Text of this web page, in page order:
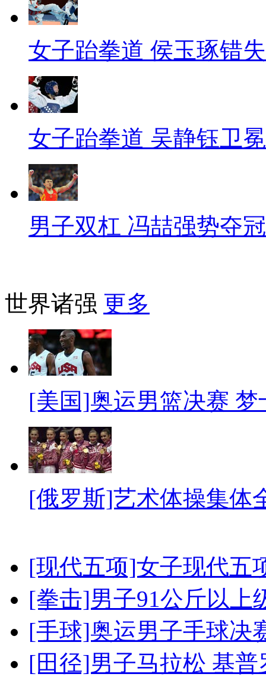
女子跆拳道 侯玉琢错
女子跆拳道 吴静钰卫冕
男子双杠 冯喆强势夺冠
世界诸强 更多
[美国]奥运男篮决赛
[俄罗斯]艺术体操集体
[现代五项]女子现代五
[拳击]男子91公斤以上
[手球]奥运男子手球决
[田径]男子马拉松 基